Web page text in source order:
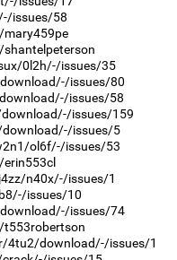
issues/58
0l2h/-/issues/35
issues/80
issues/58
issues/159
issues/5
ol6f/-/issues/53
n40x/-/issues/1
issues/10
issues/74
4tu2/download/-/issues/1